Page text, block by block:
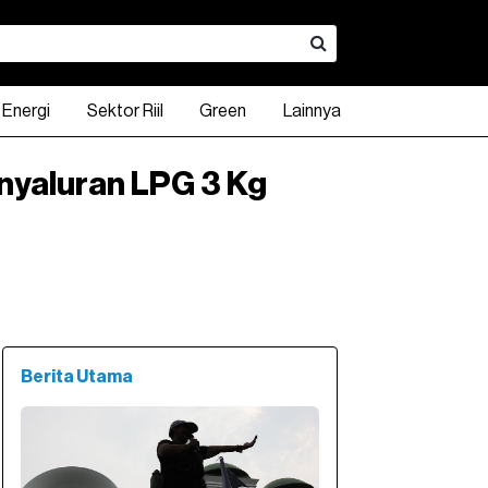
Energi Sektor Riil Green Lainnya
LPG 3 Kg
Berita Utama